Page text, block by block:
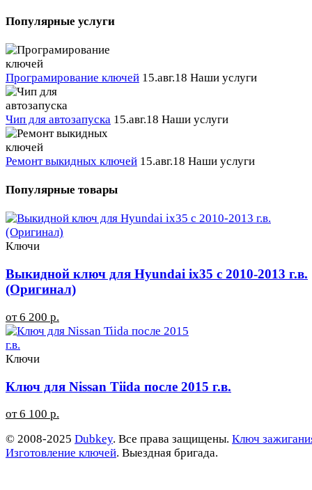
Популярные услуги
Програмирование ключей 15.авг.18 Наши услуги
Чип для автозапуска 15.авг.18 Наши услуги
Ремонт выкидных ключей 15.авг.18 Наши услуги
Популярные товары
Ключи
Выкидной ключ для Hyundai ix35 с 2010-2013 г.в.
(Оригинал)
от 6 200 р.
Ключи
Ключ для Nissan Tiida после 2015 г.в.
от 6 100 р.
© 2008-2025 Dubkey. Все права защищены. Ключ
Изготовление ключей. Выездная бригада.